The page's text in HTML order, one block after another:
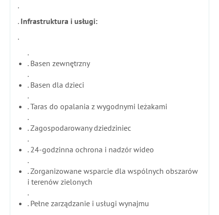
.
. Infrastruktura i usługi:
.
.
. Basen zewnętrzny
.
. Basen dla dzieci
.
. Taras do opalania z wygodnymi leżakami
.
. Zagospodarowany dziedziniec
.
. 24-godzinna ochrona i nadzór wideo
.
. Zorganizowane wsparcie dla wspólnych obszarów
i terenów zielonych
.
. Pełne zarządzanie i usługi wynajmu